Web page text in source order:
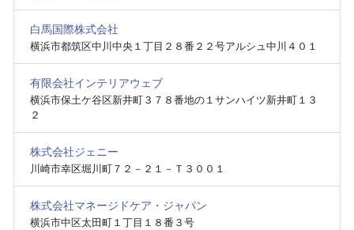
白馬国際株式会社
横浜市都筑区中川中央１丁目２８番２２号アルシュ中川４０１
有限会社インテリアウェブ
横浜市保土ケ谷区新井町３７８番地の１サンハイツ新井町１３
２
株式会社ジェニー
川崎市幸区堀川町７２－２１－Ｔ３００１
株式会社マネージドケア・ジャパン
横浜市中区太田町１丁目１８番３号